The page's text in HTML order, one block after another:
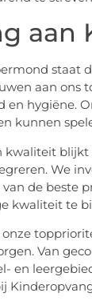
aan
staat
aan ons
en hygiëne.
kunnen
kwaliteit
We
de beste
kwaliteit te
onze
Van
en